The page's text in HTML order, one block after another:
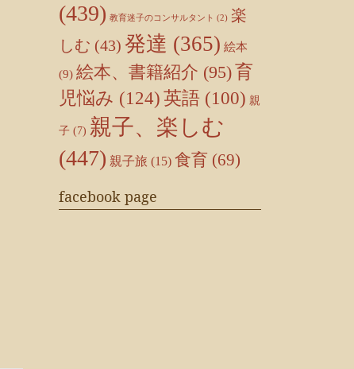
(439) 教育迷子のコンサルタント (2) 楽
しむ (43) 発達 (365) 絵本
(9) 絵本、書籍紹介 (95)育
児悩み (124) 英語 (100) 親
子 (7) 親子、楽しむ
(447) 親子旅 (15) 食育 (69)
facebook page